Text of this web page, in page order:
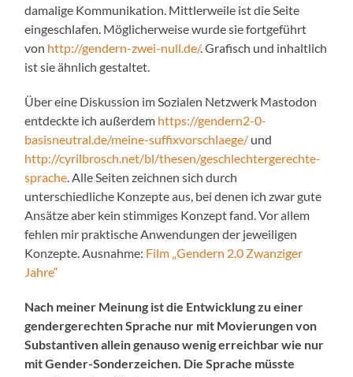
damalige Kommunikation. Mittlerweile ist die Seite
eingeschlafen. Möglicherweise wurde sie fortgeführt
von http://gendern-zwei-null.de/. Grafisch und inhaltlich
ist sie ähnlich gestaltet.
Über eine Diskussion im Sozialen Netzwerk Mastodon
entdeckte ich außerdem https://gendern2-0-
basisneutral.de/meine-suffixvorschlaege/ und
http://cyrilbrosch.net/bl/thesen/geschlechtergerechte-
sprache. Alle Seiten zeichnen sich durch
unterschiedliche Konzepte aus, bei denen ich zwar gute
Ansätze aber kein stimmiges Konzept fand. Vor allem
fehlen mir praktische Anwendungen der jeweiligen
Konzepte. Ausnahme: Film „Gendern 2.0 Zwanziger
Jahre“
Nach meiner Meinung ist die Entwicklung zu einer
gendergerechten Sprache nur mit Movierungen von
Substantiven allein genauso wenig erreichbar wie nur
mit Gender-Sonderzeichen. Die Sprache müsste